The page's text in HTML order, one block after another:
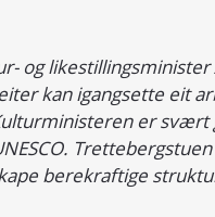
og
kan igangsette eit
er svært
berekraftige